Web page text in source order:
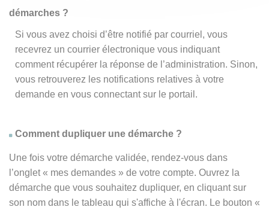
démarches ?
Si vous avez choisi d’être notifié par courriel, vous
recevrez un courrier électronique vous indiquant
comment récupérer la réponse de l’administration. Sinon,
vous retrouverez les notifications relatives à votre
demande en vous connectant sur le portail.
Comment dupliquer une démarche ?
Une fois votre démarche validée, rendez-vous dans
l’onglet « mes demandes » de votre compte. Ouvrez la
démarche que vous souhaitez dupliquer, en cliquant sur
son nom dans le tableau qui s'affiche à l'écran. Le bouton «